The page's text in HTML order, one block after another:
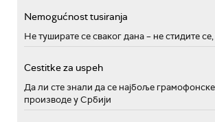
Nemogućnost tusiranja
Не туширате се сваког дана – не стидите се,
Cestitke za uspeh
Да ли сте знали да се најбоље
производе у Србији